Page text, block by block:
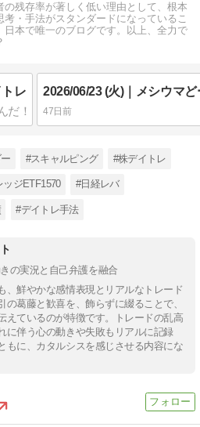
の残存率が著しく低い理由として、根本
考・手法がスタンダードになっているこ
日本で唯一のブログです。以上、全力で
レ
47日前
#スキャルピング #株デイトレ
ジETF1570 #日経レバ
#デイトレ手法
の実況と自己弁護を融合
、鮮やかな感情表現とリアルなトレード
葛藤と歓喜を、飾らずに綴ることで、
えているのが特徴です。トレードの乱高
に伴う心の動きや失敗もリアルに記録
もに、カタルシスを感じさせる内容にな